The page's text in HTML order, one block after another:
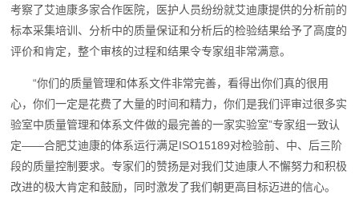
考察了艾迪康多家合作医院，医护人员纷纷就艾迪康提供的分析前的
标本采集培训、分析中的质量保证和分析后的检验结果给予了高度的
评价和肯定，整个审核的过程和结果令专家组非常满意。
“你们的质量管理和体系文件非常完善，看得出你们真的很用
心，你们一定是花费了大量的时间和精力，你们是我们评审过很多实
验室中质量管理和体系文件做的最完善的一家实验室”专家组一致认
定——合肥艾迪康的体系运行满足ISO15189对检验前、中、后三阶
段的质量控制要求。专家们的赞扬是对我们艾迪康人不懈努力和积极
改进的极大肯定和鼓励，同时激发了我们朝更高目标迈进的信心。